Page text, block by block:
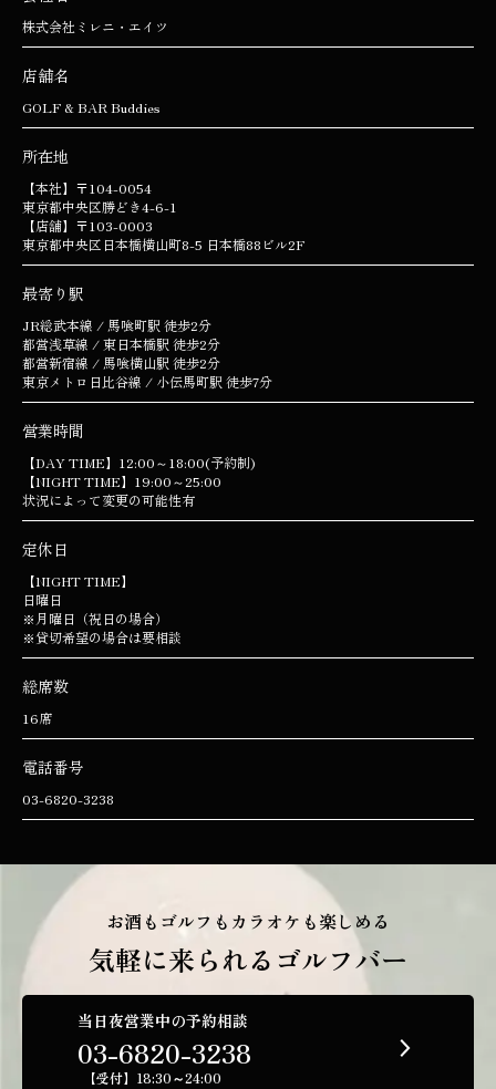
株式会社ミレニ・エイツ
店舗名
GOLF & BAR Buddies
所在地
【本社】〒104-0054
東京都中央区勝どき4-6-1
【店舗】〒103-0003
東京都中央区日本橋横山町8-5 日本橋88ビル2F
最寄り駅
JR総武本線 / 馬喰町駅 徒歩2分
都営浅草線 / 東日本橋駅 徒歩2分
都営新宿線 / 馬喰横山駅 徒歩2分
東京メトロ日比谷線 / 小伝馬町駅 徒歩7分
営業時間
【DAY TIME】12:00～18:00(予約制)
【NIGHT TIME】19:00～25:00
状況によって変更の可能性有
定休日
【NIGHT TIME】
日曜日
※月曜日（祝日の場合）
※貸切希望の場合は要相談
総席数
16席
電話番号
03-6820-3238
お酒もゴルフもカラオケも楽しめる
気軽に来られるゴルフバー
当日夜営業中の予約相談
03-6820-3238
【受付】18:30～24:00